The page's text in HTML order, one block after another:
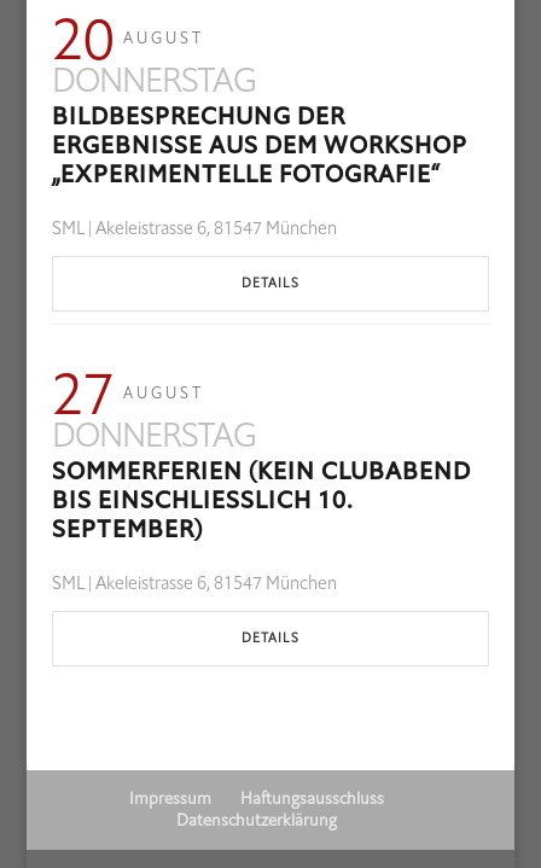
20 AUGUST
DONNERSTAG
BILDBESPRECHUNG DER
ERGEBNISSE AUS DEM WORKSHOP
„EXPERIMENTELLE FOTOGRAFIE“
SML | Akeleistrasse 6, 81547 München
DETAILS
27 AUGUST
DONNERSTAG
SOMMERFERIEN (KEIN CLUBABEND
BIS EINSCHLIESSLICH 10. S
EPTEMBER)
SML | Akeleistrasse 6, 81547 München
DETAILS
Impressum
Haftungsausschluss
Datenschutzerklärung